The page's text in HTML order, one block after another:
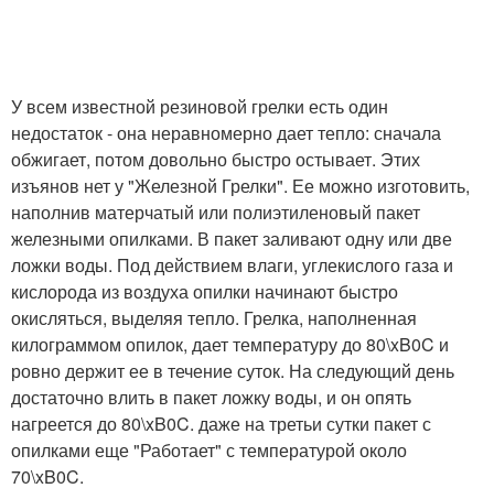
У всем известной резиновой грелки есть один
недостаток - она неравномерно дает тепло: сначала
обжигает, потом довольно быстро остывает. Этих
изъянов нет у "Железной Грелки". Ее можно изготовить,
наполнив матерчатый или полиэтиленовый пакет
железными опилками. В пакет заливают одну или две
ложки воды. Под действием влаги, углекислого газа и
кислорода из воздуха опилки начинают быстро
окисляться, выделяя тепло. Грелка, наполненная
килограммом опилок, дает температуру до 80\xB0C и
ровно держит ее в течение суток. На следующий день
достаточно влить в пакет ложку воды, и он опять
нагреется до 80\xB0C. даже на третьи сутки пакет с
опилками еще "Работает" с температурой около
70\xB0C.